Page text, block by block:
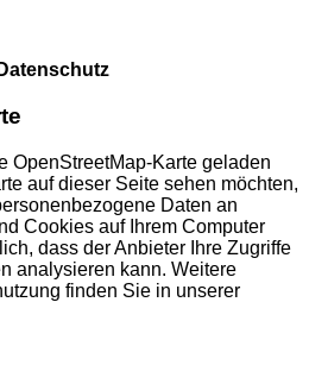
OpenStreetMap-Karte geladen
auf dieser Seite sehen möchten,
Daten an
Cookies auf Ihrem Computer
dass der Anbieter Ihre Zugriffe
analysieren kann. Weitere
finden Sie in unserer